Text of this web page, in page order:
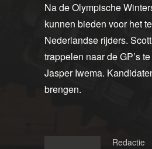
Na de Olympische
kunnen bieden voor het
Nederlandse rijders.
trappelen naar de GP’s
Jasper Iwema.
brengen.
Redactie